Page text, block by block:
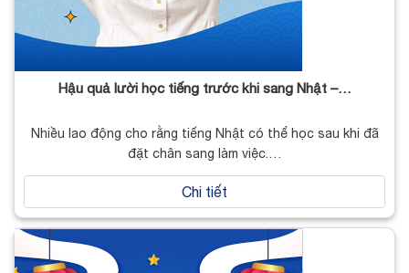
Hậu quả lười học tiếng trước khi sang Nhật –…
Nhiều lao động cho rằng tiếng Nhật có thể học sau khi đã
đặt chân sang làm việc.…
Chi tiết